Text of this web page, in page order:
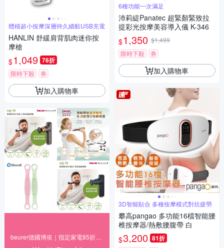
體積超小按摩深層持久續航USB充電
HANLIN 舒緩肩背肌肉迷你按
摩槍
$1,049 76折
限時下殺 券
加入購物車
6種功能一次滿足
沛莉緹Panatec 超緊顏緊致拉
提彩光按摩美容導入儀 K-346
$1,350 $1,499
限時下殺
券
加入購物車
3D智能貼合 多種按摩模式對抗疲勞
攀高pangao 多功能16檔智能腰
椎按摩器/熱敷腰腹帶 白
$3,200 81折